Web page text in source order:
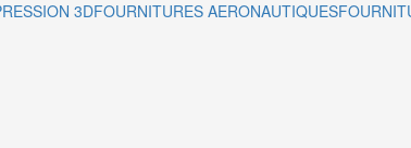
3DFOURNITURES AERONAUTIQUES